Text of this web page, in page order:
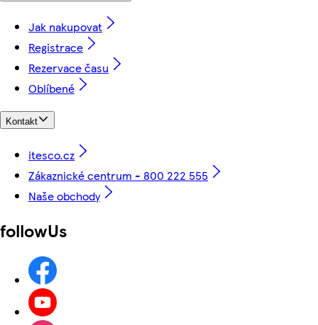
Jak nakupovat
Registrace
Rezervace času
Oblíbené
Kontakt
itesco.cz
Zákaznické centrum - 800 222 555
Naše obchody
followUs